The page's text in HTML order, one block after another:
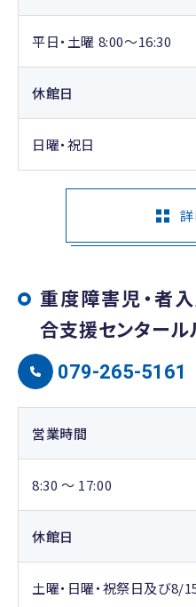
平日・土曜 8:00～16:30
休館日
日曜・祝日
詳
重度障害児・者
合支援センタール
079-265-5161
営業時間
8:30 ～ 17:00
休館日
土曜・日曜・祝祭日及び8/